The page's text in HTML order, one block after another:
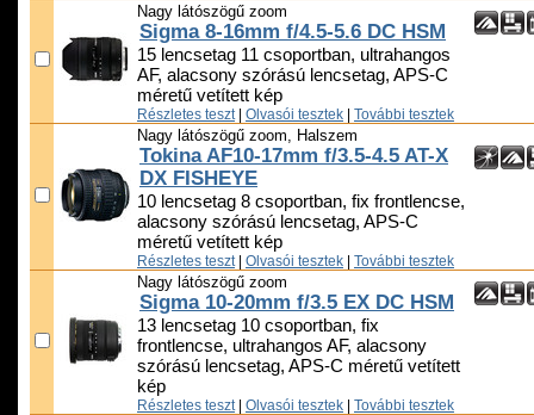
Nagy látószögű zoom
Sigma 8-16mm f/4.5-5.6 DC HSM
15 lencsetag 11 csoportban, ultrahangos
AF, alacsony szórású lencsetag, APS-C
méretű vetített kép
Részletes teszt Olvasói tesztek További tesztek
Nagy látószögű zoom, Halszem
Tokina AF10-17mm f/3.5-4.5 AT-X
DX FISHEYE
10 lencsetag 8 csoportban, fix frontlencse,
alacsony szórású lencsetag, APS-C
méretű vetített kép
Részletes teszt Olvasói tesztek További tesztek
Nagy látószögű zoom
Sigma 10-20mm f/3.5 EX DC HSM
13 lencsetag 10 csoportban, fix
frontlencse, ultrahangos AF, alacsony
szórású lencsetag, APS-C méretű vetített
kép
Részletes teszt Olvasói tesztek További tesztek